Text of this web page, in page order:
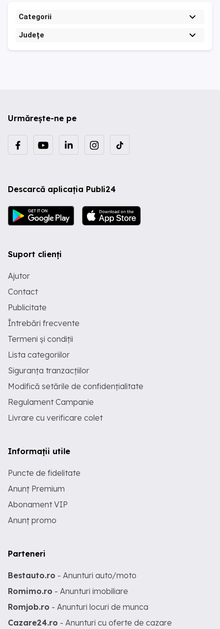
Categorii
Județe
Urmărește-ne pe
Descarcă aplicația Publi24
Suport clienți
Ajutor
Contact
Publicitate
Întrebări frecvente
Termeni și condiții
Lista categoriilor
Siguranța tranzacțiilor
Modifică setările de confidențialitate
Regulament Campanie
Livrare cu verificare colet
Informații utile
Puncte de fidelitate
Anunț Premium
Abonament VIP
Anunț promo
Parteneri
Bestauto.ro - Anunturi auto/moto
Romimo.ro - Anunturi imobiliare
Romjob.ro - Anunturi locuri de munca
Cazare24.ro - Anunturi cu oferte de cazare